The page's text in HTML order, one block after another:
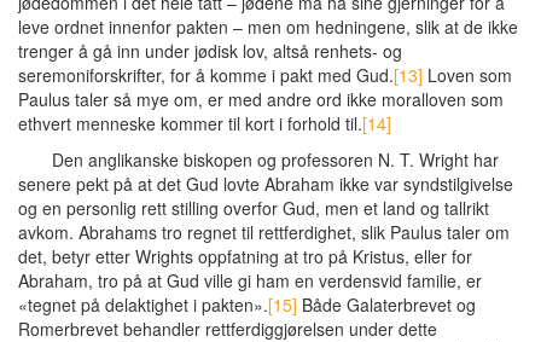
leve ordnet innenfor pakten – men om hedningene, slik at de ikke
trenger å gå inn under jødisk lov, altså renhets- og
seremoniforskrifter, for å komme i pakt med Gud.[13] Loven som
Paulus taler så mye om, er med andre ord ikke moralloven som
ethvert menneske kommer til kort i forhold til.[14]
Den anglikanske biskopen og professoren N. T. Wright har
senere pekt på at det Gud lovte Abraham ikke var syndstilgivelse
og en personlig rett stilling overfor Gud, men et land og tallrikt
avkom. Abrahams tro regnet til rettferdighet, slik Paulus taler om
det, betyr etter Wrights oppfatning at tro på Kristus, eller for
Abraham, tro på at Gud ville gi ham en verdensvid familie, er
«tegnet på delaktighet i pakten».[15] Både Galaterbrevet og
Romerbrevet behandler rettferdiggjørelsen under dette